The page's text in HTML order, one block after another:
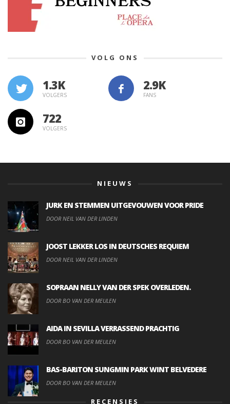
VOLG ONS
1.3K
VOLGERS FANS
722
VOLGERS
NIEUWS
JURK EN STEMMEN UITGEVOUWEN VOOR PRIDE
DOOR NEIL VAN DER LINDEN
JOOST LEKKER LOS IN DEUTSCHES REQUIEM
DOOR NEIL VAN DER LINDEN
SOPRAAN NELLY VAN DER SPEK OVERLEDEN.
DOOR BO VAN DER MEULEN
AIDA IN SEVILLA VERRASSEND PRACHTIG
DOOR BO VAN DER MEULEN
BAS-BARITON SUNGMIN PARK WINT BELVEDERE
DOOR BO VAN DER MEULEN
RECENSIES